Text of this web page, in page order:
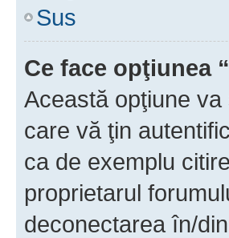
Sus
Ce face opţiunea
Această opţiune
care vă ţin
ca de exemplu
proprietarul
deconectarea în/